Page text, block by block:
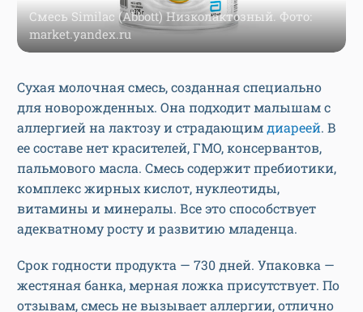
Смесь Similac (Abbott) Низколактозный. Фото:
market.yandex.ru
Сухая молочная смесь, созданная специально
для новорожденных. Она подходит малышам с
аллергией на лактозу и страдающимдиареей. В
ее составе нет красителей, ГМО, консервантов,
пальмового масла. Смесь содержит пребиотики,
комплекс жирных кислот, нуклеотиды,
витамины и минералы. Все это способствует
адекватному росту и развитию младенца.
Срок годности продукта — 730 дней. Упаковка —
жестяная банка, мерная ложка присутствует. По
отзывам, смесь не вызывает аллергии, отлично